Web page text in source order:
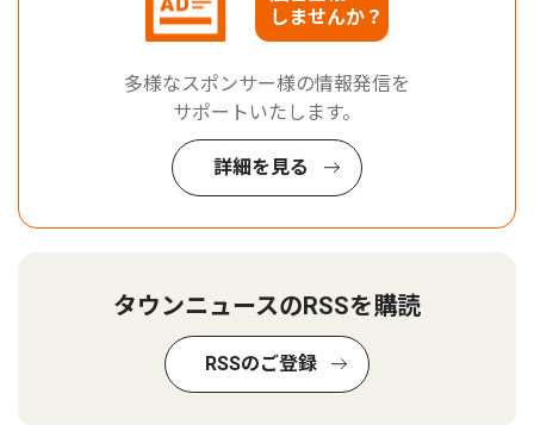
しませんか？
多様なスポンサー様の情報発信を
サポートいたします。
詳細を見る
タウンニュースのRSSを購読
RSSのご登録